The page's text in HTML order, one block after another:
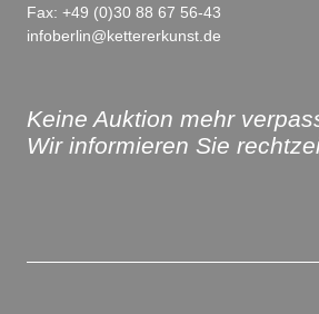
Fax: +49 (0)30 88 67 56-43
infoberlin@kettererkunst.de
Keine Auktion mehr
Wir informieren Sie